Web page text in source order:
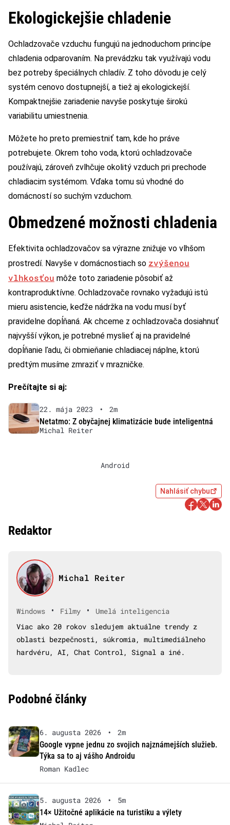
Ekologickejšie chladenie
Ochladzovače vzduchu fungujú na jednoduchom princípe
chladenia odparovaním. Na prevádzku tak využívajú vodu
bez potreby špeciálnych chladív. Z toho dôvodu je celý
systém cenovo dostupnejší, a tiež aj ekologickejší.
Kompaktnejšie zariadenie navyše poskytuje širokú
variabilitu umiestnenia.
Môžete ho preto premiestniť tam, kde ho práve
potrebujete. Okrem toho voda, ktorú ochladzovače
používajú, zároveň zvlhčuje okolitý vzduch pri prechode
chladiacim systémom. Vďaka tomu sú vhodné do
domácností so suchým vzduchom.
Obmedzené možnosti chladenia
Efektivita ochladzovačov sa výrazne znižuje vo vlhšom
prostredí. Navyše v domácnostiach so zvýšenou
vlhkosťou môže toto zariadenie pôsobiť až
kontraproduktívne. Ochladzovače rovnako vyžadujú istú
mieru asistencie, keďže nádržka na vodu musí byť
pravidelne dopĺňaná. Ak chceme z ochladzovača dosiahnuť
najvyšší výkon, je potrebné myslieť aj na pravidelné
dopĺňanie ľadu, či obmieňanie chladiacej náplne, ktorú
predtým musíme zmraziť v mrazničke.
Prečítajte si aj:
22. mája 2023 •
2m
Netatmo: Z obyčajnej klimatizácie bude inteligentná
Michal Reiter
Android
Nahlásiť chybu
Redaktor
Michal Reiter
Windows • Filmy •
Umelá inteligencia
Viac ako 20 rokov sledujem aktuálne trendy z
oblasti bezpečnosti, súkromia, multimediálneho
hardvéru, AI, Chat Control, Signal a iné.
Podobné články
6. augusta 2026 •
2m
Google vypne jednu zo svojich najznámejších služieb.
Týka sa to aj vášho Androidu
Roman Kadlec
5. augusta 2026 •
5m
14× Užitočné aplikácie na turistiku a výlety